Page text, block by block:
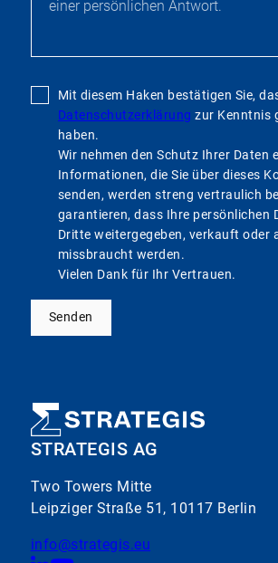
Mit diesem Haken bestätigen Sie,
Datenschutzerklärung zur Kenntnis
haben.
Wir nehmen den Schutz Ihrer Daten
Informationen, die Sie über dieses
senden, werden streng vertraulich
garantieren, dass Ihre persönlichen
Dritte weitergegeben, verkauft oder
missbraucht werden.
Vielen Dank für Ihr Vertrauen.
Senden
STRATEGIS AG
Two Towers Mitte
Leipziger Straße 51, 10117 Berlin
info@strategis.eu